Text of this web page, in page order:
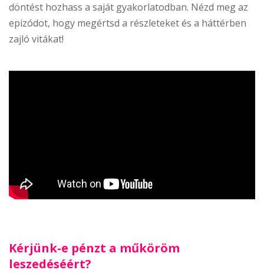
döntést hozhass a saját gyakorlatodban. Nézd meg az
epizódot, hogy megértsd a részleteket és a háttérben
zajló vitákat!
Kérjünk-e pénzt a műköröm
leszedéséért?